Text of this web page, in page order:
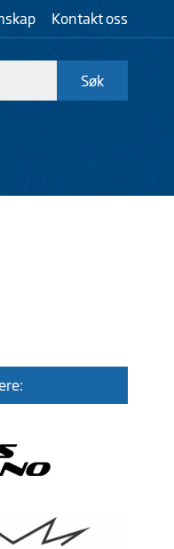
Kontakt oss